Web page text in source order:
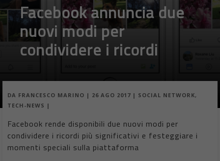
Facebook annuncia due
nuovi modi per
condividere i ricordi
DA FRANCESCO MARINO | 26 AGO 2017 | SOCIAL NETWORK,
TECH-NEWS |
Facebook rende disponibili due nuovi modi per
condividere i ricordi più significativi e festeggiare i
momenti speciali sulla piattaforma